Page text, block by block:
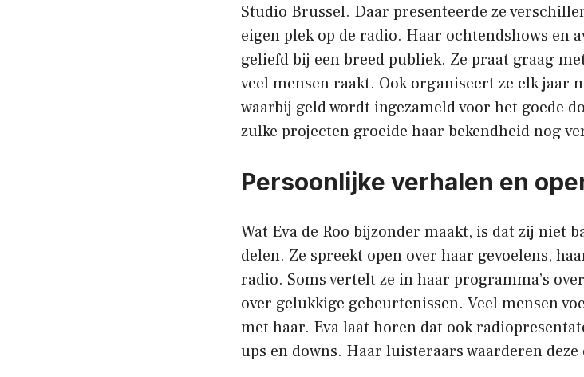
Studio Brussel. Daar presenteerde ze
eigen plek op de radio. Haar ochtendshows en
geliefd bij een breed publiek. Ze praat graag
veel mensen raakt. Ook organiseert ze elk jaar
waarbij geld wordt ingezameld voor het goede
zulke projecten groeide haar bekendheid nog
Persoonlijke verhalen en
Wat Eva de Roo bijzonder maakt, is dat zij niet
delen. Ze spreekt open over haar gevoelens,
radio. Soms vertelt ze in haar programma’s
over gelukkige gebeurtenissen. Veel mensen
met haar. Eva laat horen dat ook
ups en downs. Haar luisteraars waarderen